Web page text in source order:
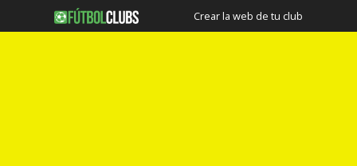
Crear la web de tu club